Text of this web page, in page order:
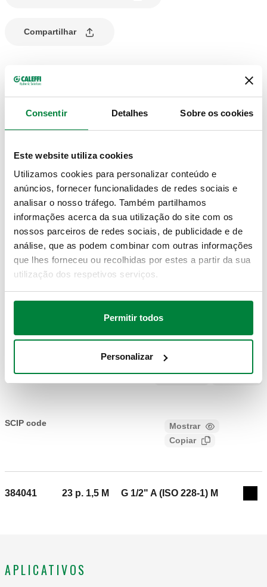
Consentir Detalhes Sobre os cookies
Este website utiliza cookies
Utilizamos cookies para personalizar conteúdo e
anúncios, fornecer funcionalidades de redes sociais e
analisar o nosso tráfego. Também partilhamos
informações acerca da sua utilização do site com os
nossos parceiros de redes sociais, de publicidade e de
análise, que as podem combinar com outras informações
que lhes forneceu ou recolhidas por estes a partir da sua
utilização dos respetivos serviços.
Permitir todos
Personalizar
Compartilhar
DESCRIÇÃO DO PRODUTO
Acabamento cromado
DESENHOS E ESPECIFICAÇÕES
Código artigo Conexão 1
384031 23 p. 1,5 M G 3/8" A (ISO 228-1) M
Texto para caderno de encargos
bicone. Conexão 1: 23 p. 1,5 M. Conexão 2: G 3/8" A (ISO
228-1) M, Ligação para adaptadores Caleffi. Acabamento:
SCIP code
Mostrar
Copiar
384041 23 p. 1,5 M G 1/2" A (ISO 228-1) M
APLICATIVOS